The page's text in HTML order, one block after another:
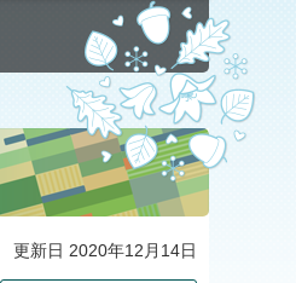
更新日 2020年12月14日